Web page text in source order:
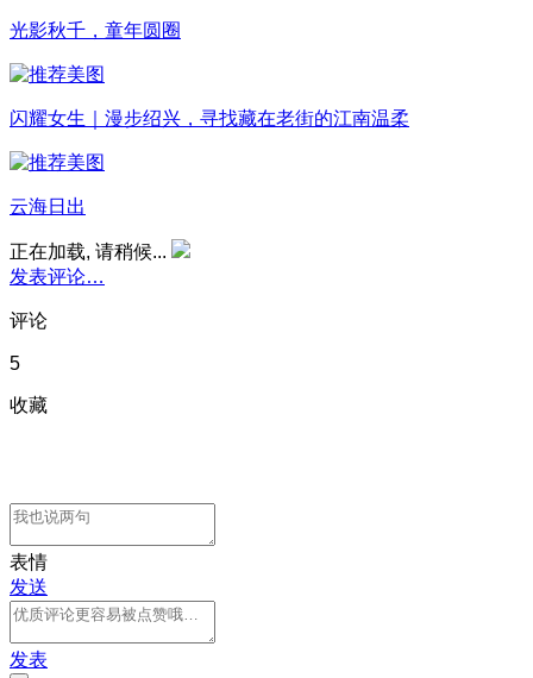
光影秋千，童年圆圈
闪耀女生｜漫步绍兴，寻找藏在老街的江南温柔
云海日出
正在加载, 请稍候...
发表评论…
评论
5
收藏
表情
发送
发表